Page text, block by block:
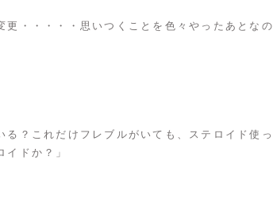
・・・・・思いつくことを色々やったあとなの
る？これだけフレブルがいても、ステロイド使っ
ドか？」